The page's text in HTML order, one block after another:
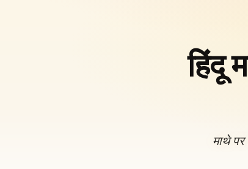
हिंदू
माथे